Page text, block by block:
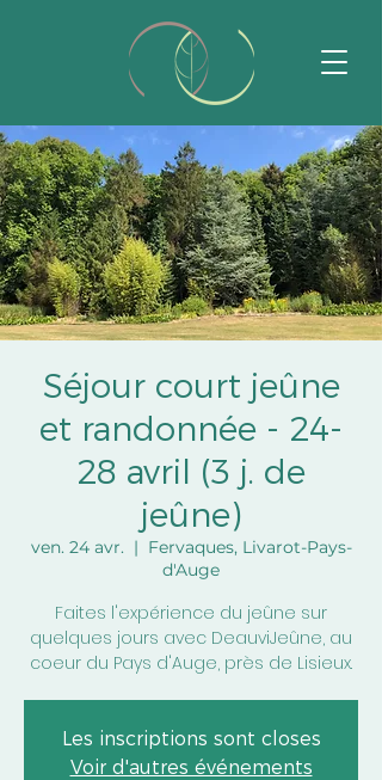
Séjour court jeûne
et randonnée - 24-
28 avril (3 j. de
jeûne)
ven. 24 avr.
  |
Fervaques, Livarot-Pays-
d'Auge
Faites l'expérience du jeûne sur
quelques jours avec DeauviJeûne, au
coeur du Pays d'Auge, près de Lisieux.
Les inscriptions sont closes
Voir d'autres événements